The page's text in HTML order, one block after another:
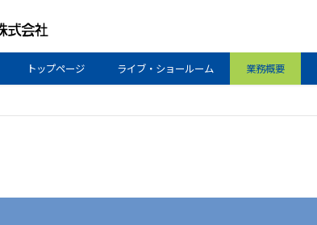
トップページ ライブ・ショールーム 業務概要